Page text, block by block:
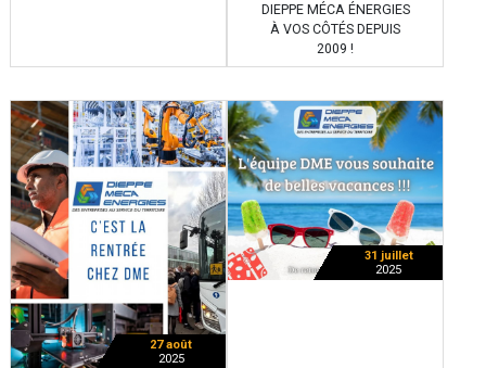
DIEPPE MÉCA ÉNERGIES
À VOS CÔTÉS DEPUIS
2009 !
27 août
2025
31 juillet
2025